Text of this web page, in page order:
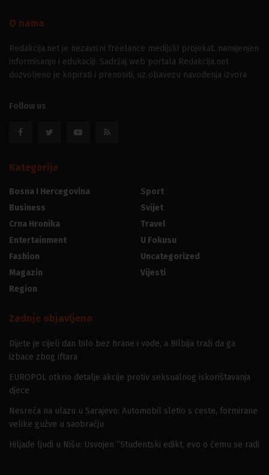
O nama
Redakcija.net je nezavisni freelance medijski projekat, namijenjen
informisanju i edukaciji. Sadržaj web portala Redakcija.net
dozvoljeno je kopirati i prenositi, uz obavezu navođenja izvora
Follow us
Kategorije
Bosna I Hercegovina
Business
Crna Hronika
Entertainment
Fashion
Magazin
Region
Sport
Svijet
Travel
U Fokusu
Uncategorized
Vijesti
Zadnje objavljeno
Dijete je cijeli dan bilo bez hrane i vode, a Bilbija traži da ga
izbace zbog iftara
EUROPOL otkrio detalje akcije protiv seksualnog iskorištavanja
djece
Nesreća na ulazu u Sarajevo: Automobil sletio s ceste, formirane
velike gužve u saobraćju
Hiljade ljudi u Nišu: Usvojen “Studentski edikt, evo o čemu se radi